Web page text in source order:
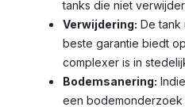
tanks die niet
Verwijdering: De tank
beste garantie biedt
complexer is in
Bodemsanering:
een